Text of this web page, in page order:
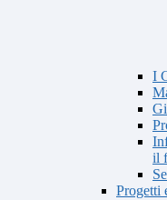
I
il
Progetti